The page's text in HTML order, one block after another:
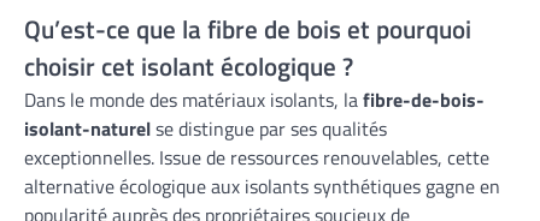
Qu’est-ce que la fibre de bois et pourquoi
choisir cet isolant écologique ?
Dans le monde des matériaux isolants, lafibre-de-bois-
isolant-naturelse distingue par ses qualités
exceptionnelles. Issue de ressources renouvelables, cette
alternative écologique aux isolants synthétiques gagne en
popularité auprès des propriétaires soucieux de